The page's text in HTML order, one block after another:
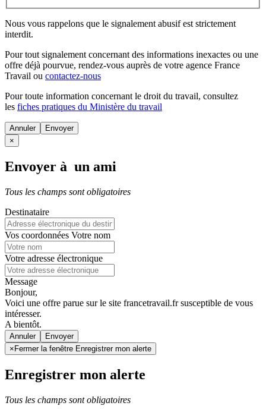
Nous vous rappelons que le signalement abusif est strictement
interdit.
Pour tout signalement concernant des informations inexactes ou une
offre déjà pourvue, rendez-vous auprès de votre agence France
Travail ou contactez-nous
Pour toute information concernant le droit du travail, consultez
les fiches pratiques du Ministère du travail
Annuler
×
Envoyer à un ami
Tous les champs sont obligatoires
Destinataire
Vos coordonnées Votre nom
Votre adresse électronique
Message
Bonjour,
Voici une offre parue sur le site francetravail.fr susceptible de vous
intéresser.
A bientôt.
Annuler
× Fermer la fenêtre Enregistrer mon alerte
Enregistrer mon alerte
Tous les champs sont obligatoires